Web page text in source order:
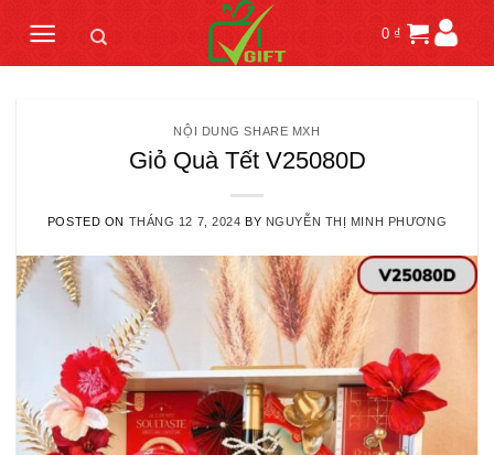
content
0 ₫
NỘI DUNG SHARE MXH
Giỏ Quà Tết V25080D
POSTED ON THÁNG 12 7, 2024 BY NGUYỄN THỊ MINH PHƯƠNG